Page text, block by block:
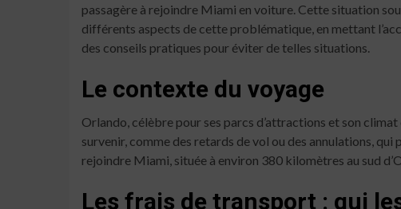
passagère à rejoindre Miami en voiture. Cette situation
différents aspects de cette problématique, en mettant
des conseils pratiques pour éviter de telles situations.
Le contexte du voyage
Orlando, célèbre pour ses parcs d’attractions et son
survenir, comme des retards de vol ou des annulations,
rejoindre Miami, située à environ 380 kilomètres au sud
Les frais de transport : qui